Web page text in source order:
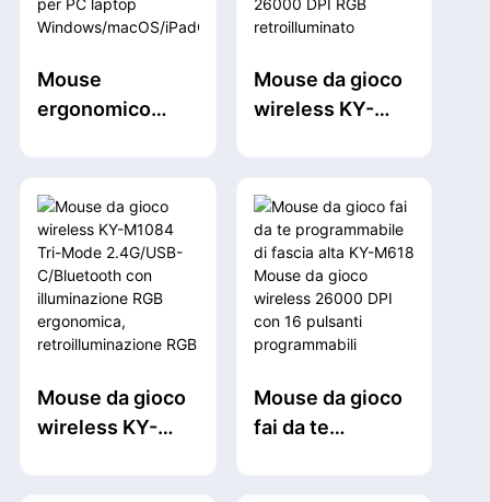
modalità e
Mouse
ergonomico
M622 Effetti di
illuminazione
RGB 2*8K
Return Rate per
PC laptop
Windows/macO
Mouse da gioco
wireless KY-
C/Bluetooth
Mouse
ergonomico da
gioco 26000 DPI
RGB
retroilluminato
per laptop PC
Mac
Mouse da gioco
wireless KY-
Mouse da gioco
fai da te